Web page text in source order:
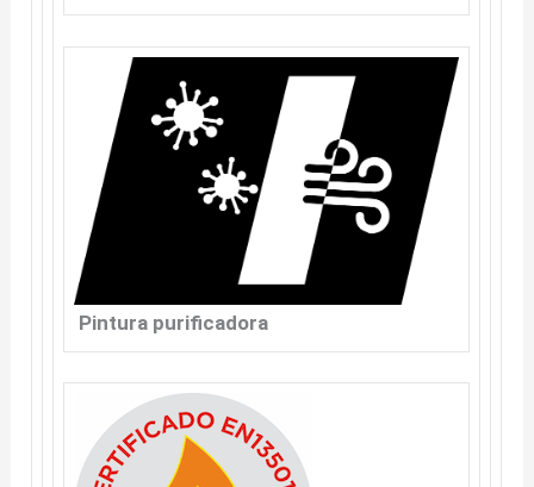
Pintura purificadora